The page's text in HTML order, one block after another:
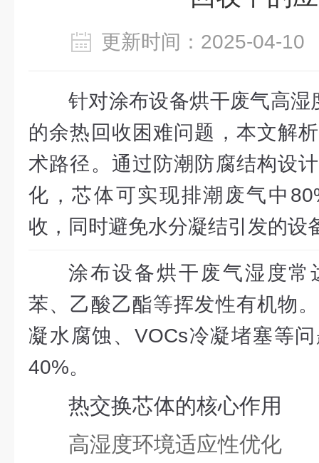
更新时间：2025-04-
针对涂布设备烘干废气高
的余热回收困难问题，本文解
术路径。通过防潮防腐结构设
化，芯体可实现排潮废气中
收，同时避免水分凝结引发的设
涂布设备烘干废气湿度常
苯、乙酸乙酯等挥发性有机物
凝水腐蚀、VOCs冷凝堵塞等
40%。
热交换芯体的核心作用
高湿度环境适应性优化